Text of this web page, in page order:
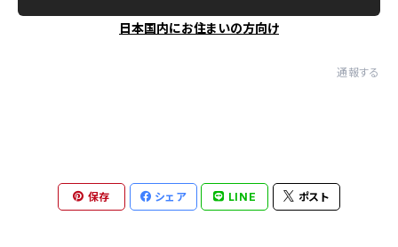
日本国内にお住まいの方向け
通報する
保存 シェア LINE ポスト